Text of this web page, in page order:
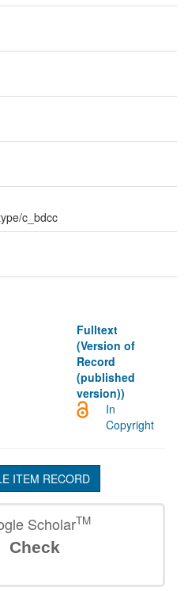
c_bdcc
Fulltext
(Version of
Record
(published
version))
In
Copyright
ITEM RECORD
ScholarTM
Check